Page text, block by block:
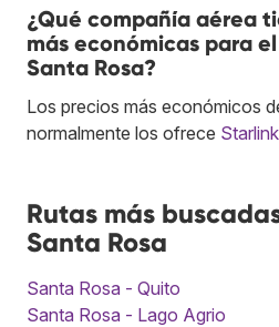
¿Qué compañía aérea
más económicas para
Santa Rosa?
Los precios más económicos
normalmente los ofrece
Rutas más
Santa Rosa
Santa Rosa - Quito
Santa Rosa - Lago Agrio